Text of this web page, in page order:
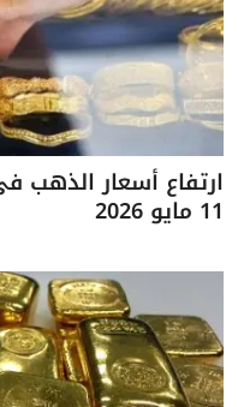
ارتفاع أسعار الذهب
11 مايو 2026